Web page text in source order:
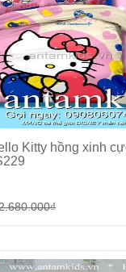
Chọn sản phẩm
Kitty hồng xinh